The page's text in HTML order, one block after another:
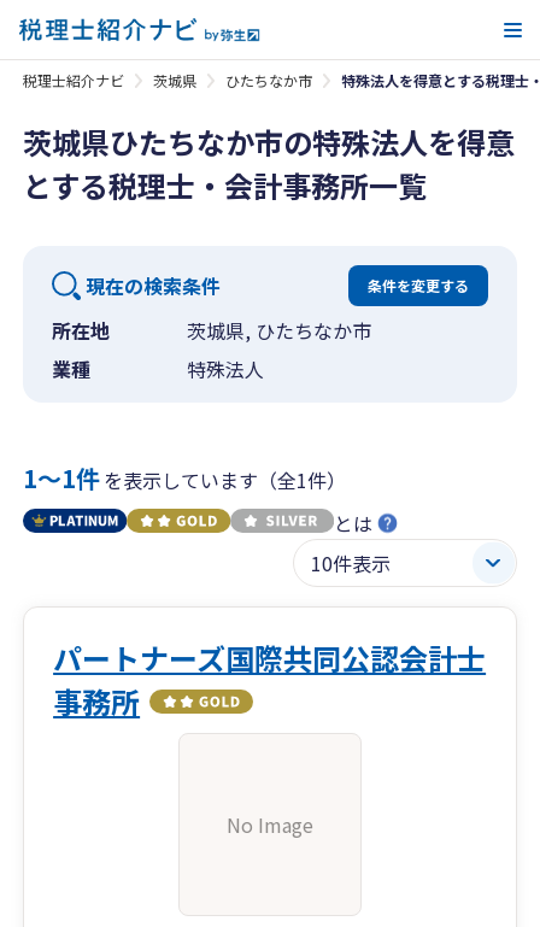
税理士紹介ナビ 茨城県 ひたちなか市 特殊法人を得意とする税理士
茨城県ひたちなか市の特殊法人を得意
とする税理士・会計事務所一覧
現在の検索条件 条件を変更する
所在地
茨城県, ひたちなか市
業種
特殊法人
1〜1件を表示しています（全1件）
とは
パートナーズ国際共同公認会計士
事務所
No Image